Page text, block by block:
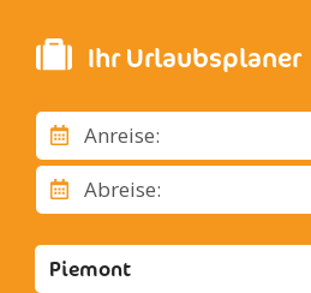
Bosco Marengo
Brignano Frascata
Cabella Ligure
Camagna Monferrato
Camino
Novi Ligure
Tortona
Agliano
Ihr Urlaubsplaner
Anreise:
Abreise:
Piemont